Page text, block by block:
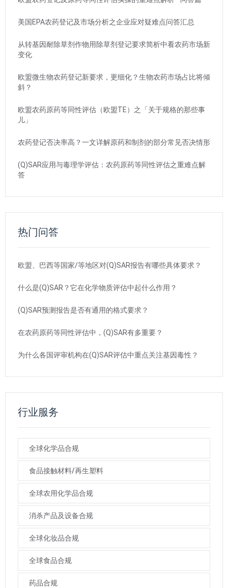
美国EPA农药登记及市场分析之企业应对疑难点问答汇总
从转基因耐除草剂作物用除草剂登记要求简析中看农药市场新
变化
欧盟微生物农药登记新要求，更细化？生物农药市场占比将倾
斜？
欧盟农药原药等同性评估（欧盟TE）之「关于规格的那些事
儿」
农药登记否决率高？一文详解原药和制剂的部分常见否决情形
(Q)SAR应用与毒理学评估：农药原药等同性评估之重难点解
答
热门问答
欧盟、巴西等国家/等地区对(Q)SAR报告有哪些具体要求？
什么是(Q)SAR？它在化学物质评估中起什么作用？
(Q)SAR预测报告是否有通用的格式要求？
在农药原药等同性评估中，(Q)SAR有多重要？
为什么各国评审机构在(Q)SAR评估中重点关注基因毒性？
行业服务
全球化学品合规
食品接触材料/再生塑料
全球农用化学品合规
消杀产品及设备合规
全球化妆品合规
全球食品合规
药品合规